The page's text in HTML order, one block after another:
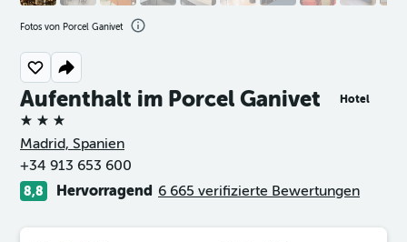
Aufenthalt im Porcel Ganivet Hotel
3 Sterne
Madrid, Spanien
+34 913 653 600
8,8 Hervorragend 6 665 verifizierte Bewertungen
Fotos von Porcel Ganivet